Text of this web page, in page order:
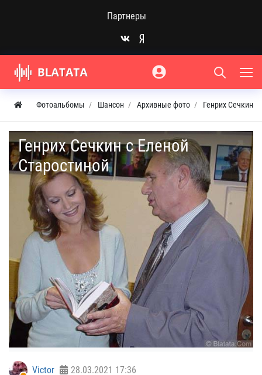
Партнеры
Фотоальбомы Шансон Архивные фото Генрих Сечкин
Генрих Сечкин с Еленой
Старостиной
Victor 28.03.2021 17:36